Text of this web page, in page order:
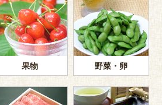
果物 野菜・卵